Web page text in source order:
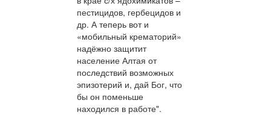
пестицидов, гербецидов и
др. А теперь вот и
«мобильный крематорий»
надёжно защитит
население Алтая от
последствий возможных
эпизотерий и, дай Бог, что
бы он поменьше
находился в работе".